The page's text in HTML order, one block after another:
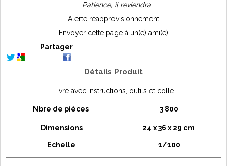
Patience, il reviendra
Alerte réapprovisionnement
Envoyer cette page à un(e) ami(e)
Partager
Détails Produit
Livré avec instructions, outils et colle
Nbre de pièces 3 800
Dimensions
Echelle
24 x 36 x 29 cm
1/100